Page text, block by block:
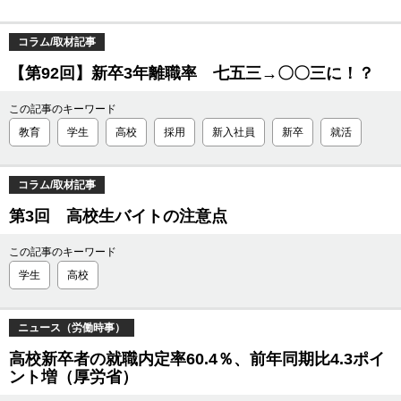
コラム/取材記事
【第92回】新卒3年離職率 七五三→〇〇三に！？
この記事のキーワード
教育
学生 高校 採用 新入社員 新卒 就活
コラム/取材記事
第3回 高校生バイトの注意点
この記事のキーワード
学生
高校
ニュース（労働時事）
高校新卒者の就職内定率60.4％、前年同期比4.3ポイ
ント増（厚労省）